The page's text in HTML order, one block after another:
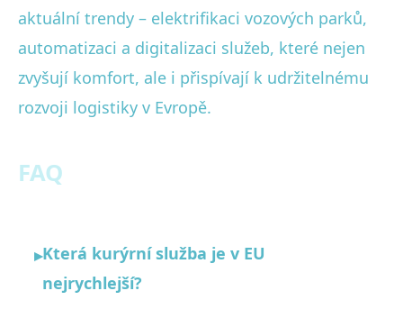
aktuální trendy – elektrifikaci vozových parků,
automatizaci a digitalizaci služeb, které nejen
zvyšují komfort, ale i přispívají k udržitelnému
rozvoji logistiky v Evropě.
FAQ
▸Která kurýrní služba je v EU
nejrychlejší?